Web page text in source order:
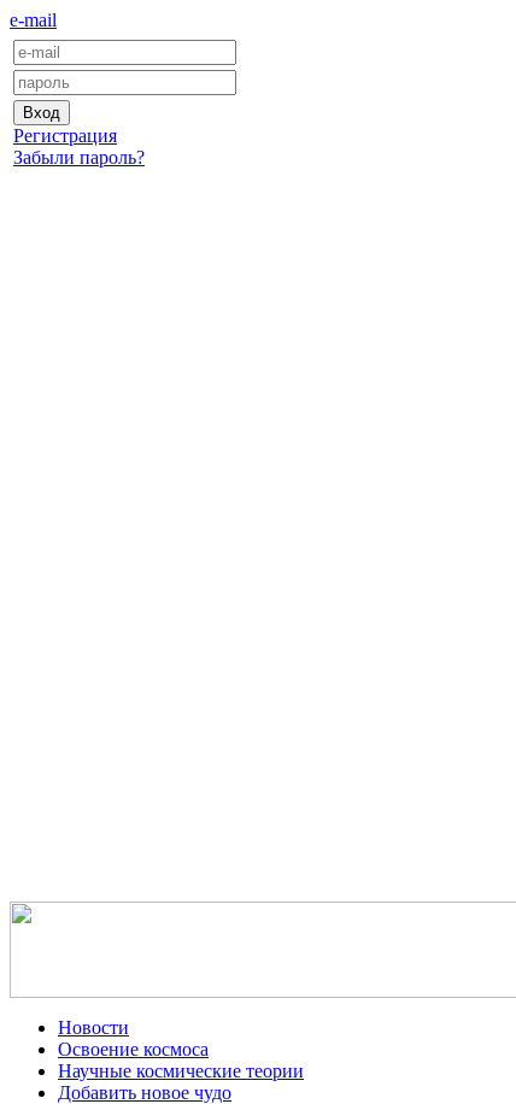
e-mail
Регистрация
Забыли пароль?
Новости
Освоение космоса
Научные космические теории
Добавить новое чудо